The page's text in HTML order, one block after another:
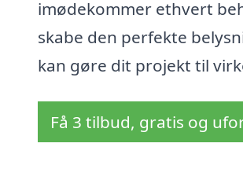
imødekommer ethvert
skabe den perfekte
kan gøre dit projekt til
Få 3 tilbud, gratis og